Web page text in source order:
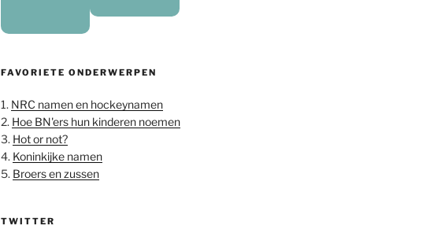
FAVORIETE ONDERWERPEN
1. NRC namen en hockeynamen
2. Hoe BN'ers hun kinderen noemen
3. Hot or not?
4. Koninkijke namen
5. Broers en zussen
TWITTER